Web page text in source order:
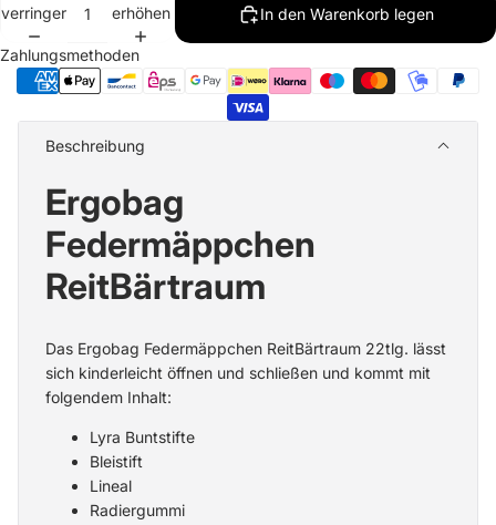
verringern
erhöhen
In den Warenkorb legen
Zahlungsmethoden
Beschreibung
Ergobag
Federmäppchen
ReitBärtraum
Das Ergobag Federmäppchen ReitBärtraum 22tlg. lässt
sich kinderleicht öffnen und schließen und kommt mit
folgendem Inhalt:
Lyra Buntstifte
Bleistift
Lineal
Radiergummi